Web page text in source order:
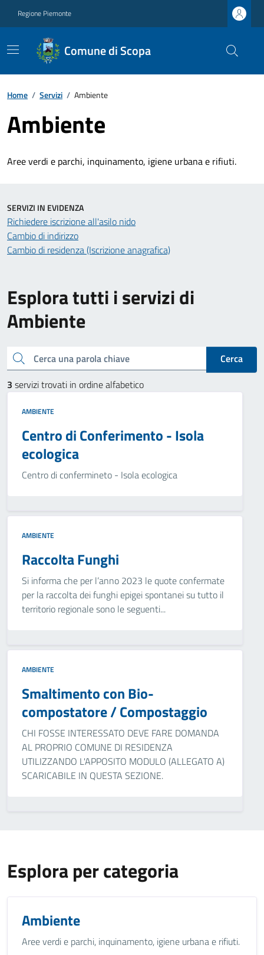
Regione Piemonte
Comune di Scopa
Home / Servizi / Ambiente
Ambiente
Aree verdi e parchi, inquinamento, igiene urbana e rifiuti.
Esplora tutti i servizi di
Ambiente
Cerca una parola chiave
Cerca
3 servizi trovati in ordine alfabetico
AMBIENTE
Centro di Conferimento - Isola
ecologica
Centro di confermineto - Isola ecologica
AMBIENTE
Raccolta Funghi
Si informa che per l’anno 2023 le quote confermate
per la raccolta dei funghi epigei spontanei su tutto il
territorio regionale sono le seguenti...
AMBIENTE
Smaltimento con Bio-
compostatore / Compostaggio
CHI FOSSE INTERESSATO DEVE FARE DOMANDA
AL PROPRIO COMUNE DI RESIDENZA
UTILIZZANDO L'APPOSITO MODULO (ALLEGATO A)
SCARICABILE IN QUESTA SEZIONE.
SERVIZI IN EVIDENZA
Richiedere iscrizione all'asilo nido
Cambio di indirizzo
Cambio di residenza (Iscrizione anagrafica)
Esplora per categoria
Ambiente
Aree verdi e parchi, inquinamento, igiene urbana e rifiuti.